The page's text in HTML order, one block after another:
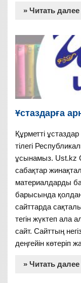
» Читать далее
Ұстаздарға
Құрметті
тілегі
ұсынамыз. Ust.kz
сабақтар
материалдарды
барысында
сайттарда
тегін жүктеп ала
сайт. Сайттың
деңгейін
» Читать далее